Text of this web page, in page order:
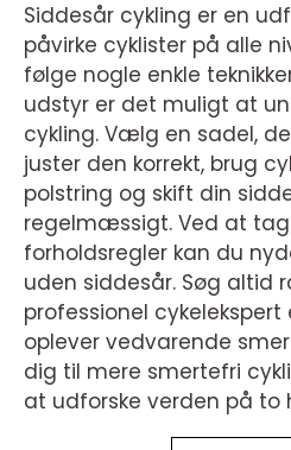
Siddesår cykling er en
påvirke cyklister på alle
følge nogle enkle
udstyr er det muligt at
cykling. Vælg en sadel,
juster den korrekt, brug
polstring og skift din
regelmæssigt. Ved at
forholdsregler kan du
uden siddesår. Søg altid
professionel
oplever vedvarende
dig til mere smertefri
at udforske verden på to